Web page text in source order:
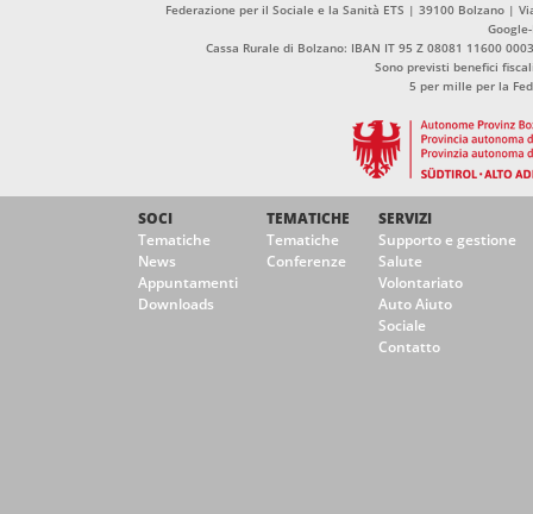
Federazione per il Sociale e la Sanità ETS | 39100 Bolzano |
Cassa Rurale di Bolzano: IBAN IT 95 Z 08081 11600
Sono previsti benefici
5 per mille per la
SOCI
Tematiche
News
Appuntamenti
Downloads
TEMATICHE
Tematiche
Conferenze
SERVIZI
Supporto e gestione
Salute
Volontariato
Auto Aiuto
Sociale
Contatto